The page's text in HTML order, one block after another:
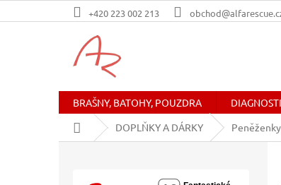
na
+420 223 002 213
BRAŠNY, BATOHY, POUZDRA
Domů
DOPLŇKY A DÁRKY Peněženky